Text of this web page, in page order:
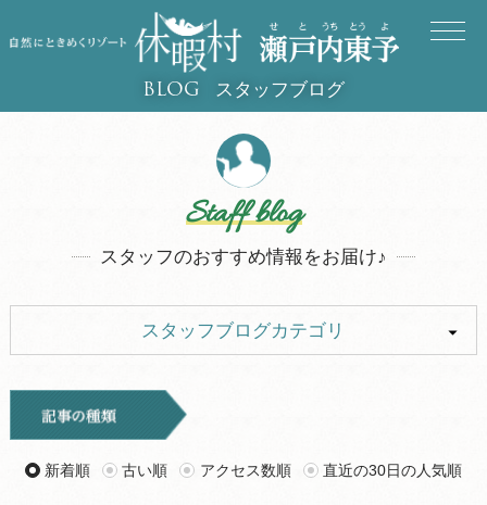
BLOG スタッフブログ
Staff blog
スタッフのおすすめ情報をお届け♪
スタッフブログカテゴリ
イベント
旅行記 ツアー
新着順 古い順 アクセス数順 直近の30日の人気順